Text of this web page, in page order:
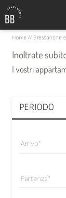
Home // Bressanone
Inoltrate
I vostri
PERIODO
Arrivo
Partenza